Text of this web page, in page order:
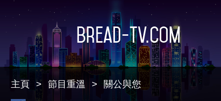
Bread-TV.com
主頁 節目重溫 關公與您